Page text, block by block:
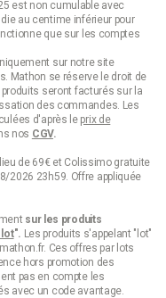
est non cumulable avec
au centime inférieur pour
que sur les comptes
sur notre site
Mathon se réserve le droit de
seront facturés sur la
des commandes. Les
d'après le prix de
nos CGV.
de 69€ et Colissimo gratuite
2026 23h59. Offre appliquée
sur les produits
lot". Les produits s'appelant "lot"
Ces offres par lots
hors promotion des
pas en compte les
avec un code avantage.